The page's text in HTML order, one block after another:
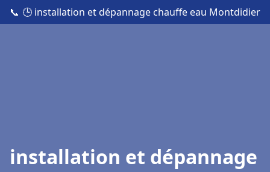
📞 🕒 installation et dépannage chauffe eau Montdidier
installation et dépannage